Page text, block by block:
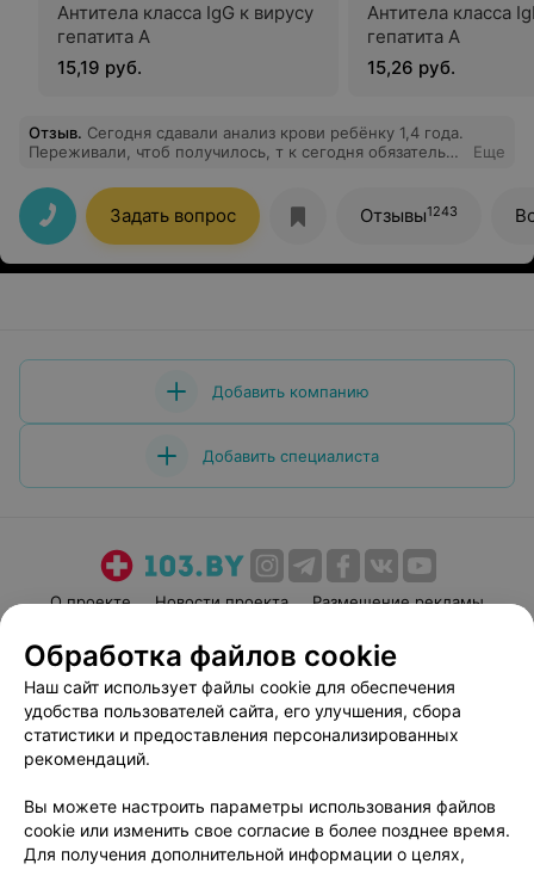
Антитела класса IgG к вирусу
гепатита А
15,19 руб.
Антитела класса
гепатита А
15,26 руб.
Отзыв. Сегодня сдавали анализ крови ребёнку 1,4 года.
Переживали, чтоб получилось, т к сегодня обязательно
не пискнул!! Спокойно зашли в кабинет, медсестра
сразу расположила его к себе, разговаривала)
Девушка администратор тоже помогала нам,
показывала картинки на стенке, улыбалась ребёнку,
так что наш малыш даже и не понял, что у него брали
Оксана, спасибо Вам за Вашу работу!!!)
Еще
Задать вопрос Отзывы1243
Добавить компанию
Добавить специалиста
О проекте Новости проекта
Размещение рекламы
Пользовательское соглашение
Способы оплаты
Вакансии
Партнеры
Написать руководителю 103.by
Персональные настройки cookie
Обработка персональных данных
Обработка файлов cookie
Наш сайт использует файлы cookie для обеспечения
удобства пользователей сайта, его улучшения, сбора
статистики и предоставления персонализированных
рекомендаций.
Вы можете настроить параметры использования файлов
cookie или изменить свое согласие в более позднее время.
Для получения дополнительной информации о целях,